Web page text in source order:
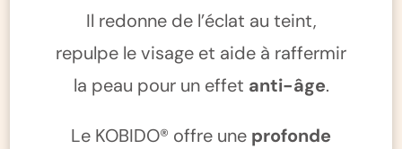
Il redonne de l’éclat au teint,
repulpe le visage et aide à raffermir
la peau pour un effet anti-âge.
Le KOBIDO® offre une profonde